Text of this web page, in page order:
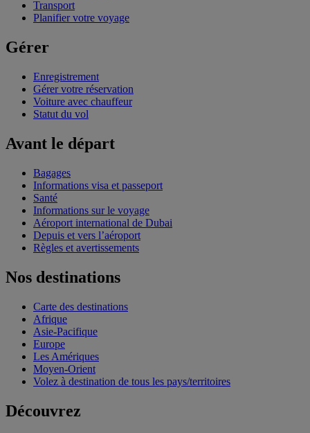
Transport
Planifier votre voyage
Gérer
Enregistrement
Gérer votre réservation
Voiture avec chauffeur
Statut du vol
Avant le départ
Bagages
Informations visa et passeport
Santé
Informations sur le voyage
Aéroport international de Dubai
Depuis et vers l’aéroport
Règles et avertissements
Nos destinations
Carte des destinations
Afrique
Asie-Pacifique
Europe
Les Amériques
Moyen-Orient
Volez à destination de tous les pays/territoires
Découvrez